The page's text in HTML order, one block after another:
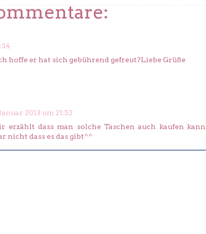
hoffe er hat sich gebührend gefreut?Liebe Grüße
2013 um 21:52
erzählt dass man solche Taschen auch kaufen
nicht dass es das gibt^^